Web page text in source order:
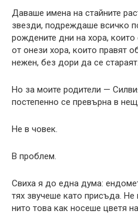
Даваше имена на стайните
звезди, подреждаше всичко
рождените дни на хора,
от онези хора, които правят
нежен, без дори да се стараят.
Но за моите родители —
постепенно се превърна в
Не в човек.
В проблем.
Свиха я до една дума:
тях звучеше като присъда.
нито това как носеше цветя